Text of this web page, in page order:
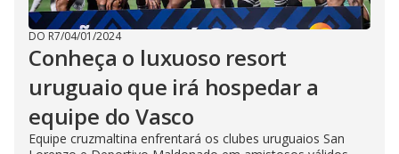
DO R7/04/01/2024
Conheça o luxuoso resort
uruguaio que irá hospedar a
equipe do Vasco
Equipe cruzmaltina enfrentará os clubes uruguaios San